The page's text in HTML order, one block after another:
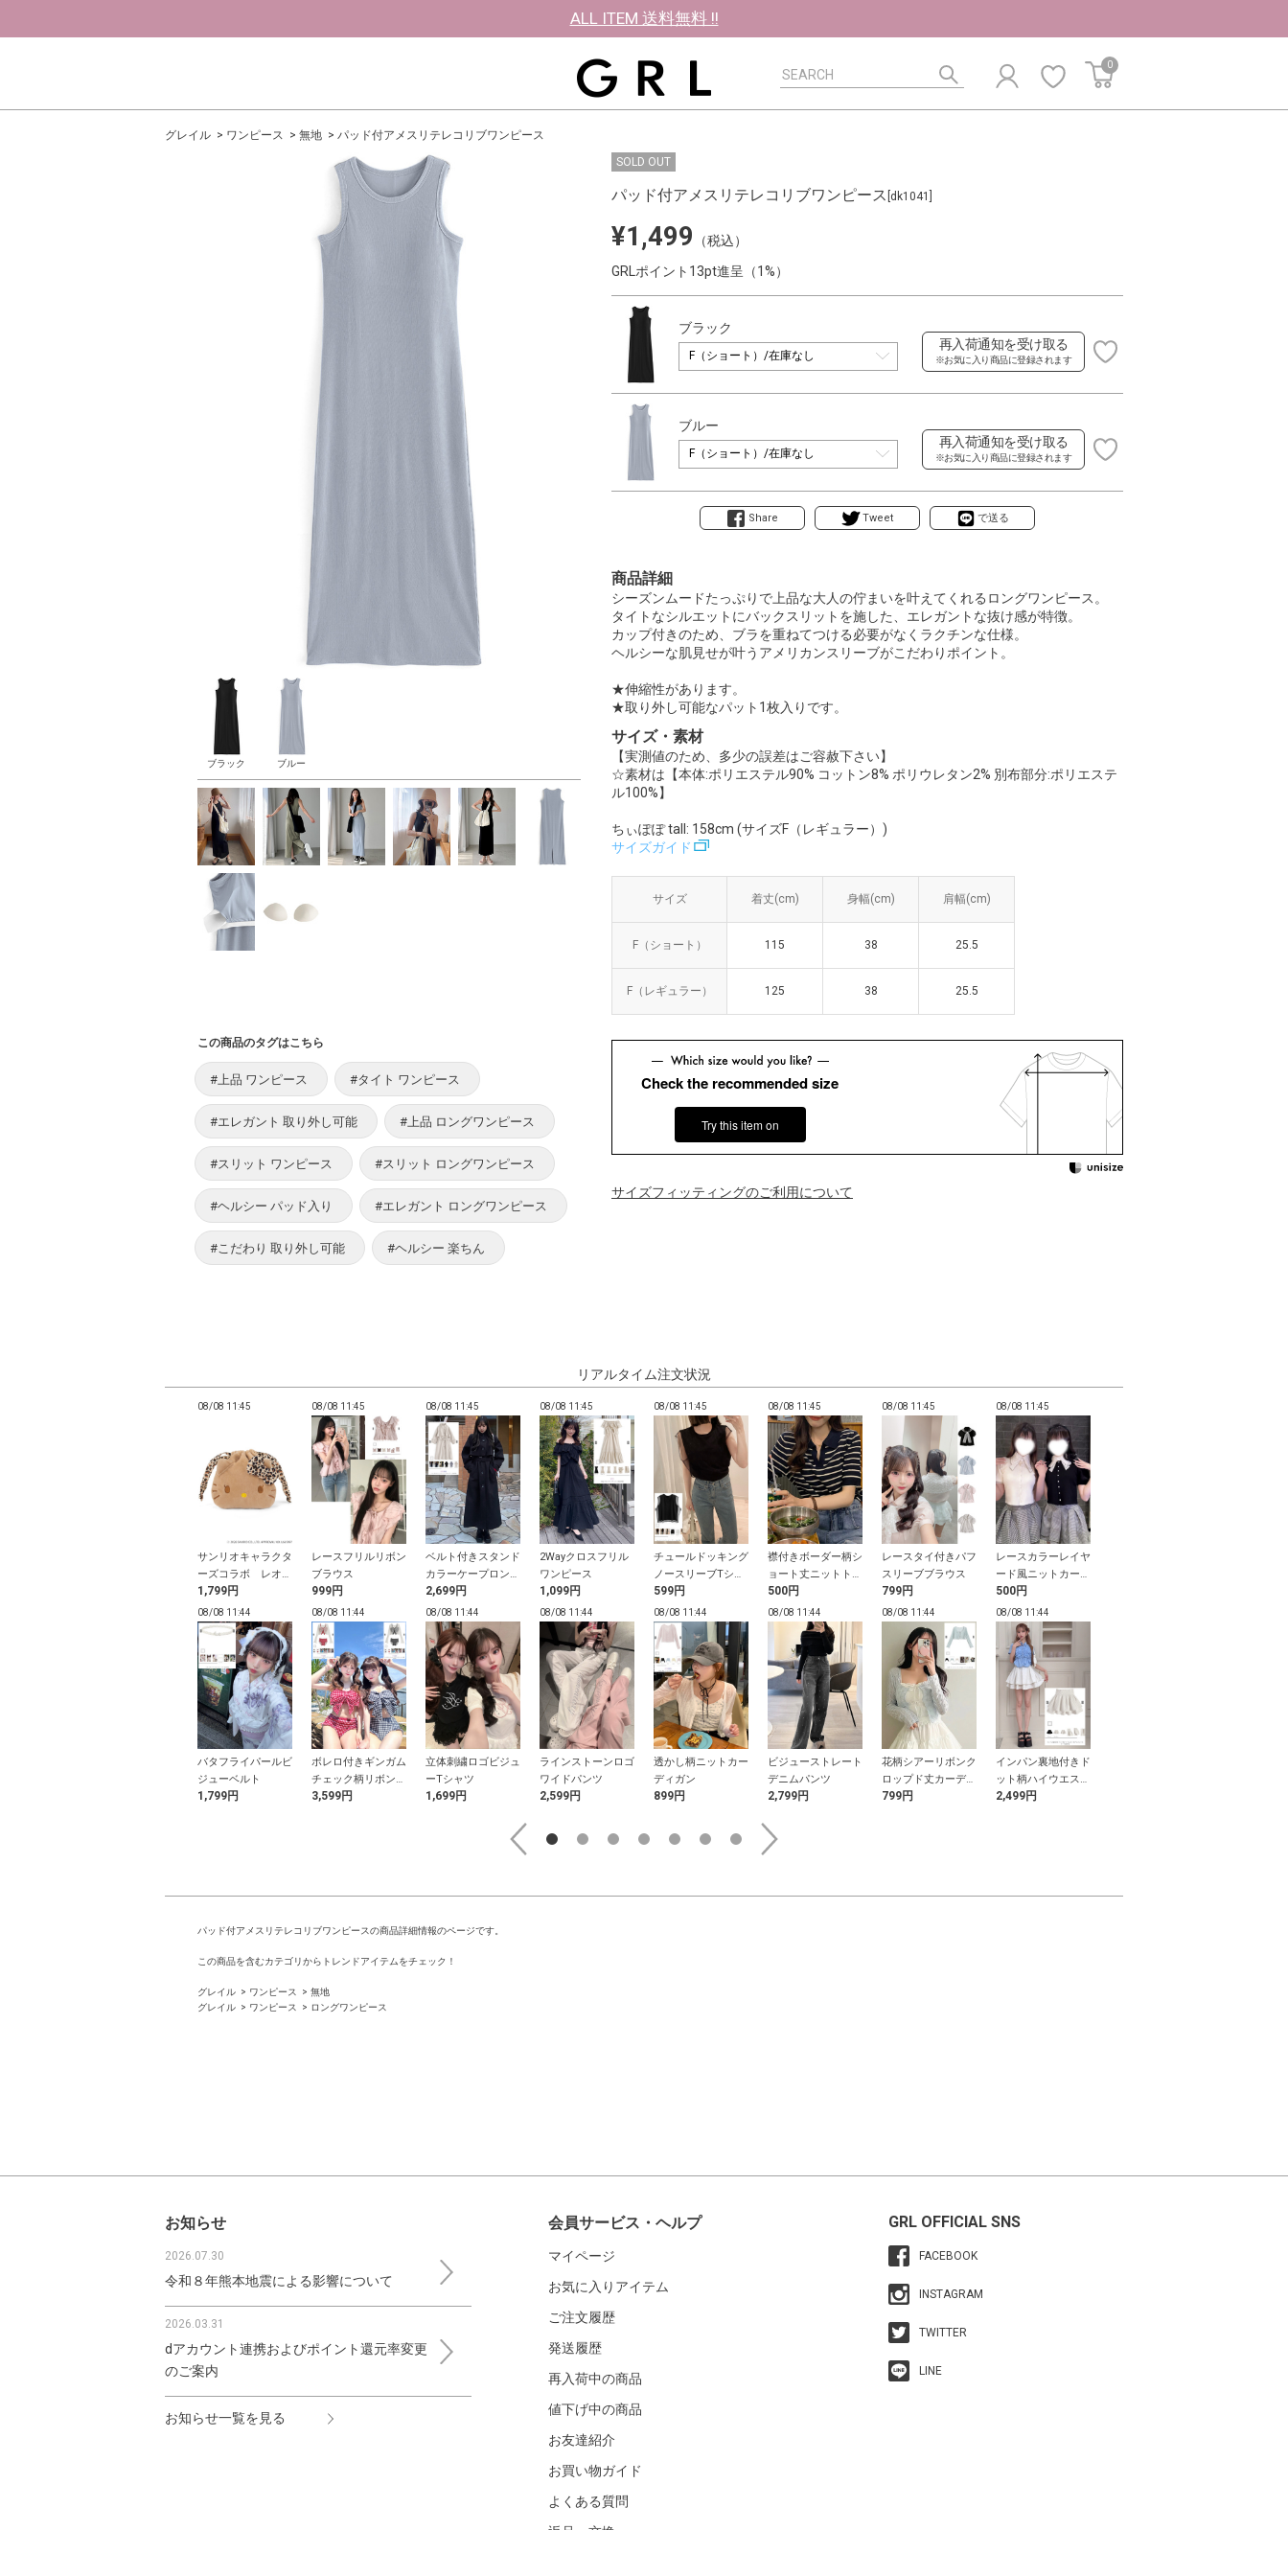
ALL ITEM 送料無料 !!
0
グレイル ワンピース 無地 パッド付アメスリテレコリブワンピース
ブラック ブルー
SOLD OUT
パッド付アメスリテレコリブワンピース [dk1041]
¥1,499
（税込）
GRLポイント13pt進呈（1%）
ブラック
再入荷通知を受け取る
※お気に入り商品に登録されます
ブルー
再入荷通知を受け取る
※お気に入り商品に登録されます
Share Tweet で送る
商品詳細
シーズンムードたっぷりで上品な大人の佇まいを叶えてくれるロングワンピース。
タイトなシルエットにバックスリットを施した、エレガントな抜け感が特徴。
カップ付きのため、ブラを重ねてつける必要がなくラクチンな仕様。
ヘルシーな肌見せが叶うアメリカンスリーブがこだわりポイント。
★伸縮性があります。
★取り外し可能なパット1枚入りです。
サイズ・素材
【実測値のため、多少の誤差はご容赦下さい】
☆素材は【本体:ポリエステル90% コットン8% ポリウレタン2% 別布部分:ポリエステ
ル100%】
ちぃぽぽ tall: 158cm (サイズF（レギュラー）)
サイズガイド
サイズ 着丈(cm) 身幅(cm) 肩幅(cm)
F（ショート） 115 38 25.5
F（レギュラー） 125 38 25.5
サイズ 着丈(cm) 身幅(cm) 肩幅(cm)
F（ショート） 115 38 25.5
F（レギュラー） 125 38 25.5
Check the recommended size
Try this item on
サイズフィッティングのご利用について
この商品のタグはこちら
#上品 ワンピース #タイト ワンピース
#エレガント 取り外し可能 #上品 ロングワンピース
#スリット ワンピース #スリット ロングワンピース
#ヘルシー パッド入り #エレガント ロングワンピース
#こだわり 取り外し可能 #ヘルシー 楽ちん
リアルタイム注文状況
08/08 11:45
サンリオキャラクタ
ーズコラボ レオパ
ード柄日焼けハロー
キティフェイス巾着
1,799円
08/08 11:45
レースフリルリボン
ブラウス
999円
08/08 11:45
ベルト付きスタンド
カラーケープロング
コート
2,699円
08/08 11:45
2Wayクロスフリル
ワンピース
1,099円
08/08 11:45
チュールドッキング
ノースリーブTシャ
ツ
599円
08/08 11:45
襟付きボーダー柄シ
ョート丈ニットトッ
プス
500円
08/08 11:45
レースタイ付きパフ
スリーブブラウス
799円
08/08 11:45
レースカラーレイヤ
ード風ニットカーデ
ィガン
500円
08/08 11:44
バタフライパールビ
ジューベルト
1,799円
08/08 11:44
ボレロ付きギンガム
チェック柄リボンデ
ザインビキニ水着
3,599円
08/08 11:44
立体刺繍ロゴビジュ
ーTシャツ
1,699円
08/08 11:44
ラインストーンロゴ
ワイドパンツ
2,599円
08/08 11:44
透かし柄ニットカー
ディガン
899円
08/08 11:44
ビジューストレート
デニムパンツ
2,799円
08/08 11:44
花柄シアーリボンク
ロップド丈カーディ
ガン
799円
08/08 11:44
インパン裏地付きド
ット柄ハイウエスト
ダブルフレアスカー
2,499円
パッド付アメスリテレコリブワンピースの商品詳細情報のページです。
この商品を含むカテゴリからトレンドアイテムをチェック！
グレイル ワンピース
無地
グレイル
ワンピース ロングワンピース
お知らせ
2026.07.30
令和８年熊本地震による影響について
2026.03.31
dアカウント連携およびポイント還元率変更
のご案内
お知らせ一覧を見る
会員サービス・ヘルプ
マイページ
お気に入りアイテム
ご注文履歴
発送履歴
再入荷中の商品
値下げ中の商品
お友達紹介
お買い物ガイド
よくある質問
返品・交換
GRL OFFICIAL SNS
FACEBOOK
INSTAGRAM
TWITTER
LINE